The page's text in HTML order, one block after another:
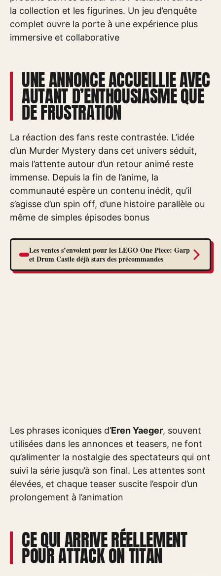
la collection et les figurines. Un jeu d’enquête
complet ouvre la porte à une expérience plus
immersive et collaborative
UNE ANNONCE ACCUEILLIE AVEC
AUTANT D’ENTHOUSIASME QUE
DE FRUSTRATION
La réaction des fans reste contrastée. L’idée
d’un Murder Mystery dans cet univers séduit,
mais l’attente autour d’un retour animé reste
immense. Depuis la fin de l’anime, la
communauté espère un contenu inédit, qu’il
s’agisse d’un spin off, d’une histoire parallèle ou
même de simples épisodes bonus
Les ventes s’envolent pour les LEGO One Piece: Garp
et Drum Castle déjà stars des précommandes
Les phrases iconiques d’Eren Yaeger, souvent
utilisées dans les annonces et teasers, ne font
qu’alimenter la nostalgie des spectateurs qui ont
suivi la série jusqu’à son final. Les attentes sont
élevées, et chaque teaser suscite l’espoir d’un
prolongement à l’animation
CE QUI ARRIVE RÉELLEMENT
POUR ATTACK ON TITAN